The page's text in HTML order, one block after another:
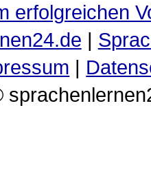
erfolgreichen
|
|